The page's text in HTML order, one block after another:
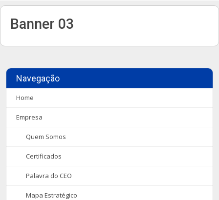
Banner 03
Navegação
Home
Empresa
Quem Somos
Certificados
Palavra do CEO
Mapa Estratégico